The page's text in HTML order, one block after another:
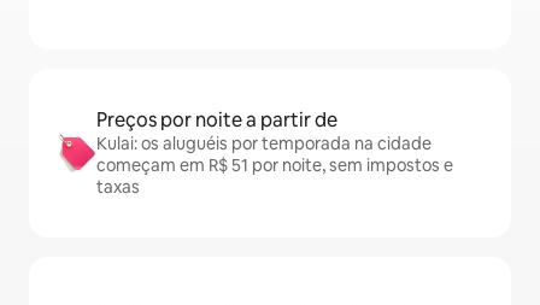
Preços por noite a partir de
Kulai: os aluguéis por temporada na cidade
começam em R$ 51 por noite, sem impostos e
taxas